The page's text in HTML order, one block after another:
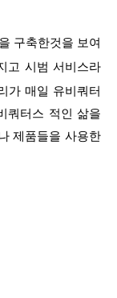
구축한것을 보여
고 시범 서비스라
가 매일 유비쿼터
쿼터스 적인 삶을
제품들을 사용한